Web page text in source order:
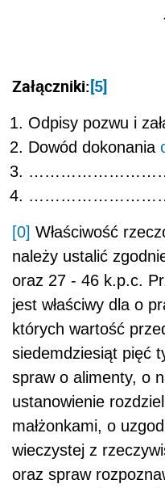
Załączniki:[5]
Odpisy pozwu i
Dowód dokonania
[0] Właściwość
należy ustalić
oraz 27 - 46 k.p.c.
jest właściwy dla o
których wartość
siedemdziesiąt pięć
spraw o alimenty, o
ustanowienie
małżonkami, o
wieczystej z
oraz spraw